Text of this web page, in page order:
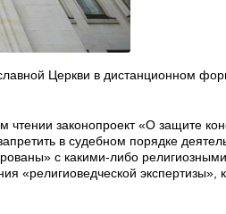
Церкви в дистанционном
законопроект «О защите
в судебном порядке
с какими-либо религиозными
«религиоведческой экспертизы»,